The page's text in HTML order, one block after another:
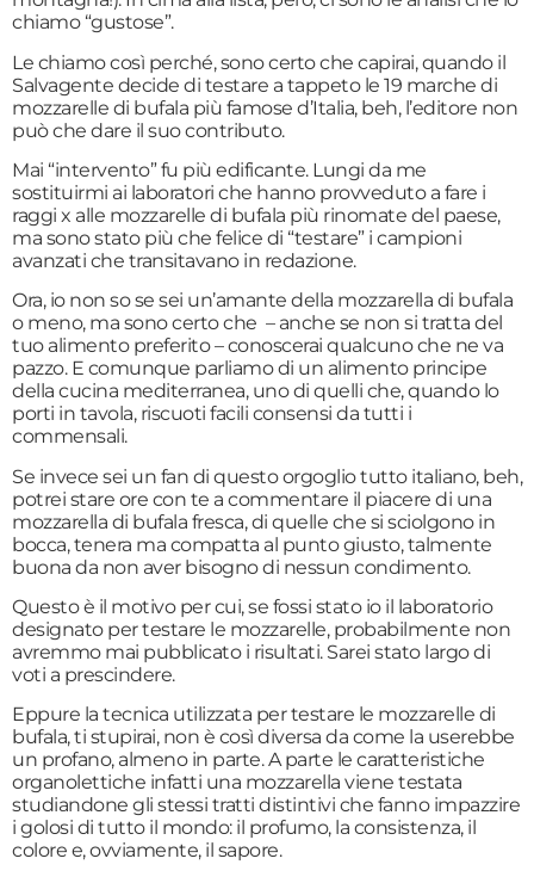
chiamo “gustose”.
Le chiamo così perché, sono certo che capirai, quando il
Salvagente decide di testare a tappeto le 19 marche di
mozzarelle di bufala più famose d’Italia, beh, l’editore non
può che dare il suo contributo.
Mai “intervento” fu più edificante. Lungi da me
sostituirmi ai laboratori che hanno provveduto a fare i
raggi x alle mozzarelle di bufala più rinomate del paese,
ma sono stato più che felice di “testare” i campioni
avanzati che transitavano in redazione.
Ora, io non so se sei un’amante della mozzarella di bufala
o meno, ma sono certo che – anche se non si tratta del
tuo alimento preferito – conoscerai qualcuno che ne va
pazzo. E comunque parliamo di un alimento principe
della cucina mediterranea, uno di quelli che, quando lo
porti in tavola, riscuoti facili consensi da tutti i
commensali.
Se invece sei un fan di questo orgoglio tutto italiano, beh,
potrei stare ore con te a commentare il piacere di una
mozzarella di bufala fresca, di quelle che si sciolgono in
bocca, tenera ma compatta al punto giusto, talmente
buona da non aver bisogno di nessun condimento.
Questo è il motivo per cui, se fossi stato io il laboratorio
designato per testare le mozzarelle, probabilmente non
avremmo mai pubblicato i risultati. Sarei stato largo di
voti a prescindere.
Eppure la tecnica utilizzata per testare le mozzarelle di
bufala, ti stupirai, non è così diversa da come la userebbe
un profano, almeno in parte. A parte le caratteristiche
organolettiche infatti una mozzarella viene testata
studiandone gli stessi tratti distintivi che fanno impazzire
i golosi di tutto il mondo: il profumo, la consistenza, il
colore e, ovviamente, il sapore.